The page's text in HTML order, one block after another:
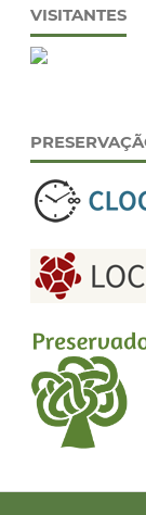
VISITANTES